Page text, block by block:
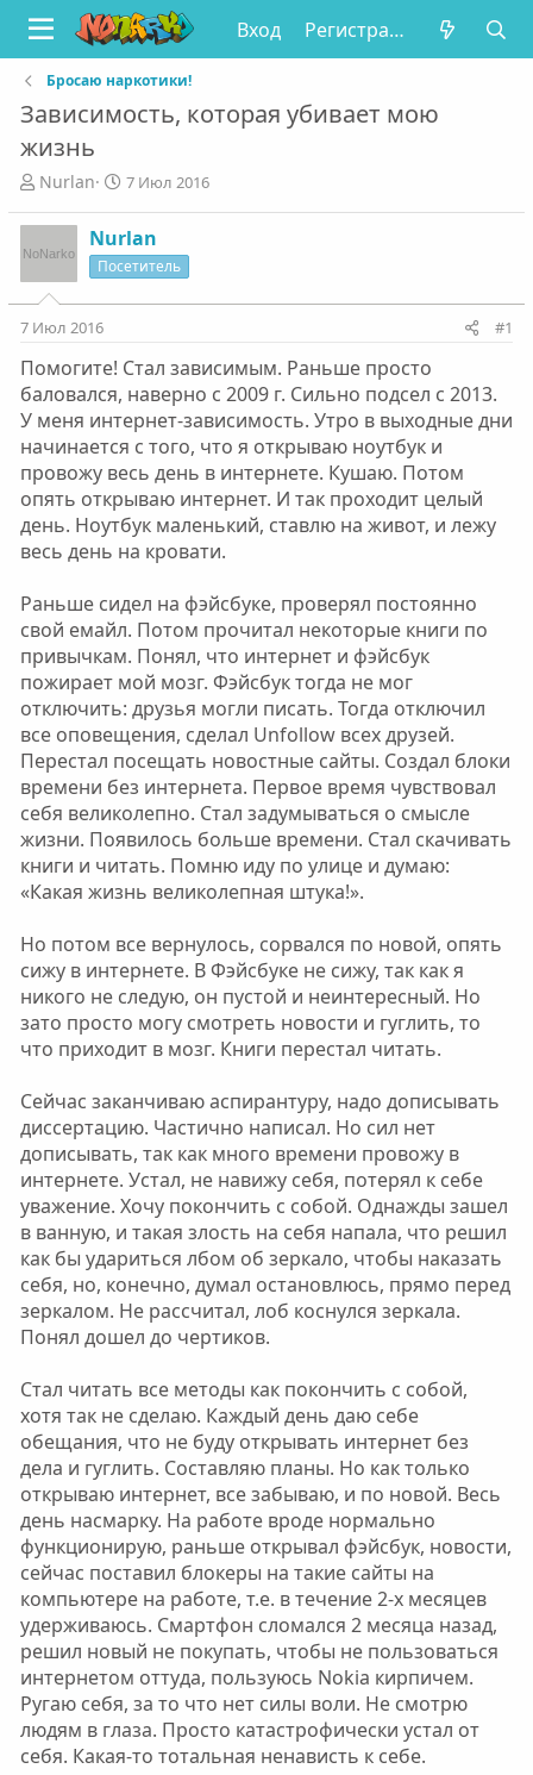
Вход Регистрация
Бросаю наркотики!
Зависимость, которая убивает мою
жизнь
А
т
о
т
м
ы
Nurlan
Д
т
а
н
л
7 Июл 2016
Nurlan
Посетитель
7 Июл 2016 #1
Помогите! Стал зависимым. Раньше просто
баловался, наверно с 2009 г. Сильно подсел с 2013.
У меня интернет-зависимость. Утро в выходные дни
начинается с того, что я открываю ноутбук и
провожу весь день в интернете. Кушаю. Потом
опять открываю интернет. И так проходит целый
день. Ноутбук маленький, ставлю на живот, и лежу
весь день на кровати.
Раньше сидел на фэйсбуке, проверял постоянно
свой емайл. Потом прочитал некоторые книги по
привычкам. Понял, что интернет и фэйсбук
пожирает мой мозг. Фэйсбук тогда не мог
отключить: друзья могли писать. Тогда отключил
все оповещения, сделал Unfollow всех друзей.
Перестал посещать новостные сайты. Создал блоки
времени без интернета. Первое время чувствовал
себя великолепно. Стал задумываться о смысле
жизни. Появилось больше времени. Стал скачивать
книги и читать. Помню иду по улице и думаю:
«Какая жизнь великолепная штука!».
Но потом все вернулось, сорвался по новой, опять
сижу в интернете. В Фэйсбуке не сижу, так как я
никого не следую, он пустой и неинтересный. Но
зато просто могу смотреть новости и гуглить, то
что приходит в мозг. Книги перестал читать.
Сейчас заканчиваю аспирантуру, надо дописывать
диссертацию. Частично написал. Но сил нет
дописывать, так как много времени провожу в
интернете. Устал, не навижу себя, потерял к себе
уважение. Хочу покончить с собой. Однажды зашел
в ванную, и такая злость на себя напала, что решил
как бы удариться лбом об зеркало, чтобы наказать
себя, но, конечно, думал остановлюсь, прямо перед
зеркалом. Не рассчитал, лоб коснулся зеркала.
Понял дошел до чертиков.
Стал читать все методы как покончить с собой,
хотя так не сделаю. Каждый день даю себе
обещания, что не буду открывать интернет без
дела и гуглить. Составляю планы. Но как только
открываю интернет, все забываю, и по новой. Весь
день насмарку. На работе вроде нормально
функционирую, раньше открывал фэйсбук, новости,
сейчас поставил блокеры на такие сайты на
компьютере на работе, т.е. в течение 2-х месяцев
удерживаюсь. Смартфон сломался 2 месяца назад,
решил новый не покупать, чтобы не пользоваться
интернетом оттуда, пользуюсь Nokia кирпичем.
Ругаю себя, за то что нет силы воли. Не смотрю
людям в глаза. Просто катастрофически устал от
себя. Какая-то тотальная ненависть к себе.